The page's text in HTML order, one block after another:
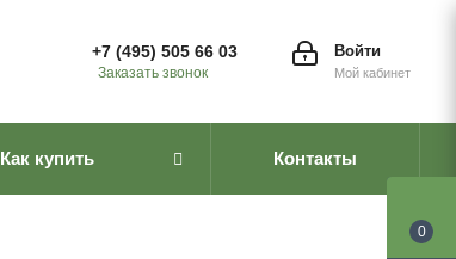
Войти
Мой кабинет
+7 (495) 505 66 03
Заказать звонок
Как купить Контакты
0